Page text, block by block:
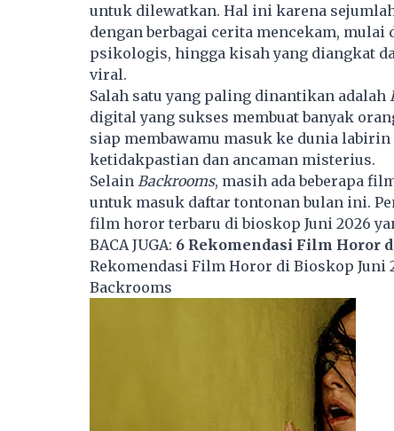
untuk dilewatkan. Hal ini karena
dengan berbagai cerita mencekam,
psikologis, hingga kisah yang diangkat
viral.
Salah satu yang paling dinantikan adalah
digital yang sukses membuat banyak
siap membawamu masuk ke dunia
ketidakpastian dan ancaman misterius.
Selain Backrooms, masih ada beberapa
untuk masuk daftar tontonan bulan ini.
film horor terbaru di bioskop Juni 2026
BACA JUGA: 6 Rekomendasi Film Horor
Rekomendasi Film Horor di Bioskop Juni
Backrooms